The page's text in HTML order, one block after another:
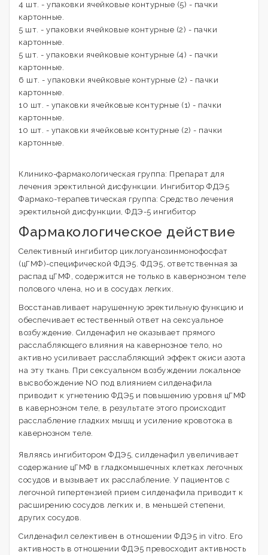
4 шт. - упаковки ячейковые контурные (5) - пачки
картонные.
5 шт. - упаковки ячейковые контурные (2) - пачки
картонные.
5 шт. - упаковки ячейковые контурные (4) - пачки
картонные.
6 шт. - упаковки ячейковые контурные (2) - пачки
картонные.
10 шт. - упаковки ячейковые контурные (1) - пачки
картонные.
10 шт. - упаковки ячейковые контурные (2) - пачки
картонные.
Клинико-фармакологическая группа: Препарат для
лечения эректильной дисфункции. Ингибитор ФДЭ5
Фармако-терапевтическая группа: Средство лечения
эректильной дисфункции, ФДЭ-5 ингибитор
Фармакологическое действие
Селективный ингибитор циклогуанозинмонофосфат
(цГМФ)-специфической ФДЭ5. ФДЭ5, ответственная за
распад цГМФ, содержится не только в кавернозном теле
полового члена, но и в сосудах легких.
Восстанавливает нарушенную эректильную функцию и
обеспечивает естественный ответ на сексуальное
возбуждение. Силденафил не оказывает прямого
расслабляющего влияния на кавернозное тело, но
активно усиливает расслабляющий эффект окиси азота
на эту ткань. При сексуальном возбуждении локальное
высвобождение NO под влиянием силденафила
приводит к угнетению ФДЭ5 и повышению уровня цГМФ
в кавернозном теле, в результате этого происходит
расслабление гладких мышц и усиление кровотока в
кавернозном теле.
Являясь ингибитором ФДЭ5, силденафил увеличивает
содержание цГМФ в гладкомышечных клетках легочных
сосудов и вызывает их расслабление. У пациентов с
легочной гипертензией прием силденафила приводит к
расширению сосудов легких и, в меньшей степени,
других сосудов.
Силденафил селективен в отношении ФДЭ5 in vitro. Его
активность в отношении ФДЭ5 превосходит активность